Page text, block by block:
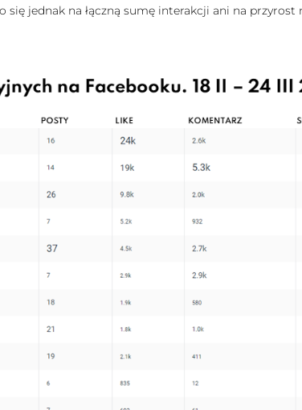
się jednak na łączną sumę interakcji ani na